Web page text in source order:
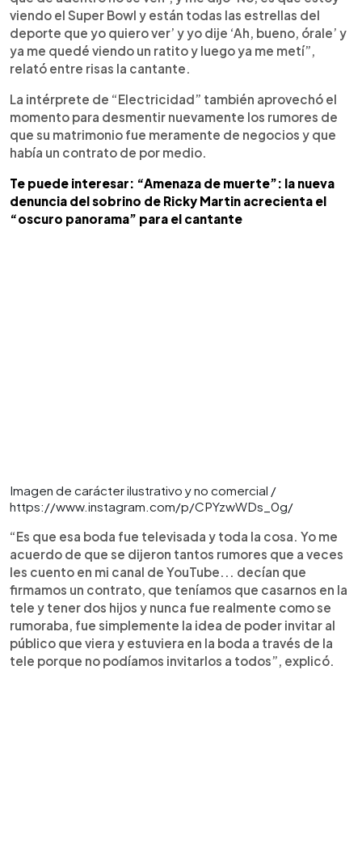
viendo el Super Bowl y están todas las estrellas del
deporte que yo quiero ver’ y yo dije ‘Ah, bueno, órale’ y
ya me quedé viendo un ratito y luego ya me metí”,
relató entre risas la cantante.
La intérprete de “Electricidad” también aprovechó el
momento para desmentir nuevamente los rumores de
que su matrimonio fue meramente de negocios y que
había un contrato de por medio.
Te puede interesar: “Amenaza de muerte”: la nueva
denuncia del sobrino de Ricky Martin acrecienta el
“oscuro panorama” para el cantante
Imagen de carácter ilustrativo y no comercial /
https://www.instagram.com/p/CPYzwWDs_0g/
“Es que esa boda fue televisada y toda la cosa. Yo me
acuerdo de que se dijeron tantos rumores que a veces
les cuento en mi canal de YouTube... decían que
firmamos un contrato, que teníamos que casarnos en la
tele y tener dos hijos y nunca fue realmente como se
rumoraba, fue simplemente la idea de poder invitar al
público que viera y estuviera en la boda a través de la
tele porque no podíamos invitarlos a todos”, explicó.